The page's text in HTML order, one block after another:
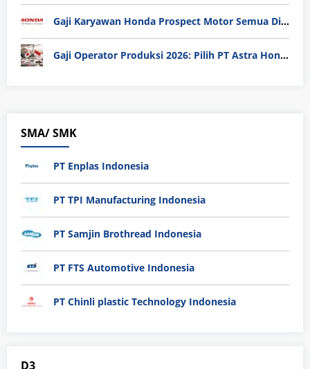
Gaji Karyawan Honda Prospect Motor Semua Divisi
Gaji Operator Produksi 2026: Pilih PT Astra Honda Motor (AHM) atau Manufaktur di Jepang?
SMA/ SMK
PT Enplas Indonesia
PT TPI Manufacturing Indonesia
PT Samjin Brothread Indonesia
PT FTS Automotive Indonesia
PT Chinli plastic Technology Indonesia
D3